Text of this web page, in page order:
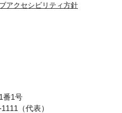
アクセシビリティ方針
番1号
（代表）